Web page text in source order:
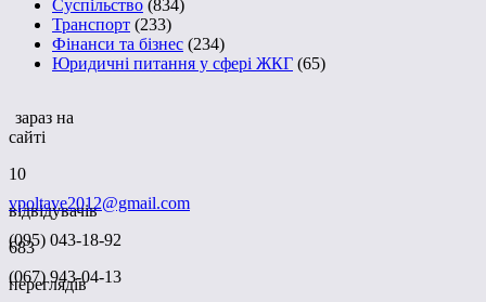
Суспільство (834)
Транспорт (233)
Фінанси та бізнес (234)
Юридичні питання у сфері ЖКГ (65)
зараз на
сайті
10
відвідувачів
683
переглядів
vpoltave2012@gmail.com
(095) 043-18-92
(067) 943-04-13